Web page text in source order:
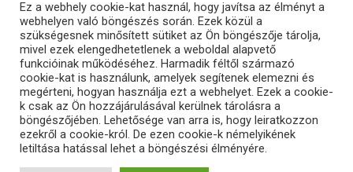
SzoftHub
2025 - szofthub.hu. All Right Reserved.
Ez a webhely cookie-kat használ, hogy javítsa az élményt a
webhelyen való böngészés során. Ezek közül a
szükségesnek minősített sütiket az Ön böngészője tárolja,
mivel ezek elengedhetetlenek a weboldal alapvető
funkcióinak működéséhez. Harmadik féltől származó
cookie-kat is használunk, amelyek segítenek elemezni és
megérteni, hogyan használja ezt a webhelyet. Ezek a cookie-
k csak az Ön hozzájárulásával kerülnek tárolásra a
böngészőjében. Lehetősége van arra is, hogy leiratkozzon
ezekről a cookie-król. De ezen cookie-k némelyikének
letiltása hatással lehet a böngészési élményére.